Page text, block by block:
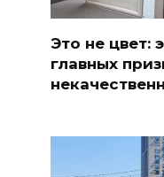
Это не цвет:
главных